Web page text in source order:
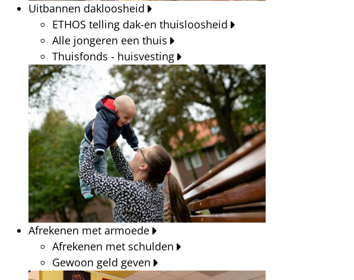
Uitbannen dakloosheid
ETHOS telling dak-en thuisloosheid
Alle jongeren een thuis
Thuisfonds - huisvesting
Afrekenen met armoede
Afrekenen met schulden
Gewoon geld geven